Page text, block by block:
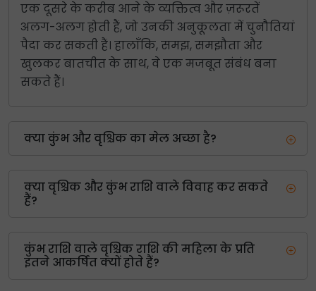
एक दूसरे के करीब आने के व्यक्तित्व और ज़रूरतें
अलग-अलग होती हैं, जो उनकी अनुकूलता में चुनौतियां
पैदा कर सकती हैं। हालाँकि, समझ, समझौता और
खुलकर बातचीत के साथ, वे एक मजबूत संबंध बना
सकते हैं।
क्या कुंभ और वृश्चिक का मेल अच्छा है?
क्या वृश्चिक और कुंभ राशि वाले विवाह कर सकते
हैं?
कुंभ राशि वाले वृश्चिक राशि की महिला के प्रति
इतने आकर्षित क्यों होते हैं?